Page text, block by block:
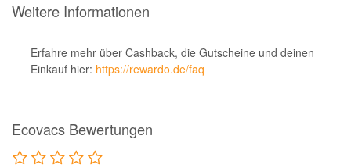
Fressnapf
Notino
apodiscounter
OTTO Office
Weitere Informationen
Erfahre mehr über Cashback, die Gutscheine und deinen
Einkauf hier: https://rewardo.de/faq
Ecovacs Bewertungen